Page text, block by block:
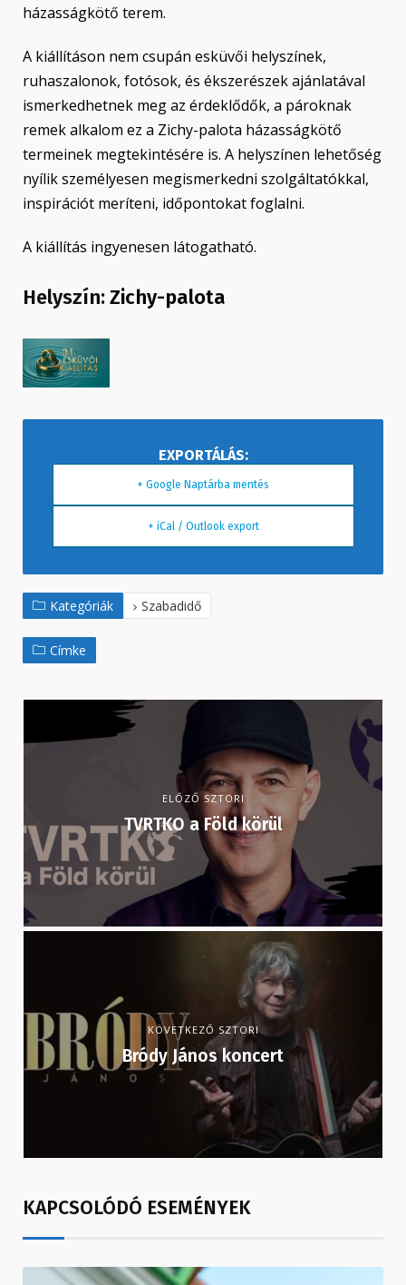
házasságkötő terem.
A kiállításon nem csupán esküvői helyszínek,
ruhaszalonok, fotósok, és ékszerészek ajánlatával
ismerkedhetnek meg az érdeklődők, a pároknak
remek alkalom ez a Zichy-palota házasságkötő
termeinek megtekintésére is. A helyszínen lehetőség
nyílik személyesen megismerkedni szolgáltatókkal,
inspirációt meríteni, időpontokat foglalni.
A kiállítás ingyenesen látogatható.
Helyszín:Zichy-palota
+ Google Naptárba mentés
+ iCal / Outlook export
Kategóriák Szabadidő
Címke
ELŐZŐ SZTORI
TVRTKO a Föld körül
KÖVETKEZŐ SZTORI
Bródy János koncert
KAPCSOLÓDÓ ESEMÉNYEK